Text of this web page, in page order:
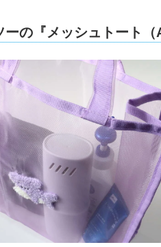
の『メッシュトート（